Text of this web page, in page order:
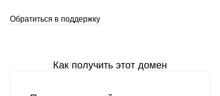
Обратиться в поддержку
Как получить этот домен